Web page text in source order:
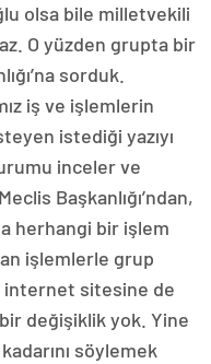
olsa bile milletvekili
O yüzden grupta bir
sorduk.
iş ve işlemlerin
istediği yazıyı
inceler ve
Başkanlığı’ndan,
herhangi bir işlem
işlemlerle grup
internet sitesine de
değişiklik yok. Yine
söylemek